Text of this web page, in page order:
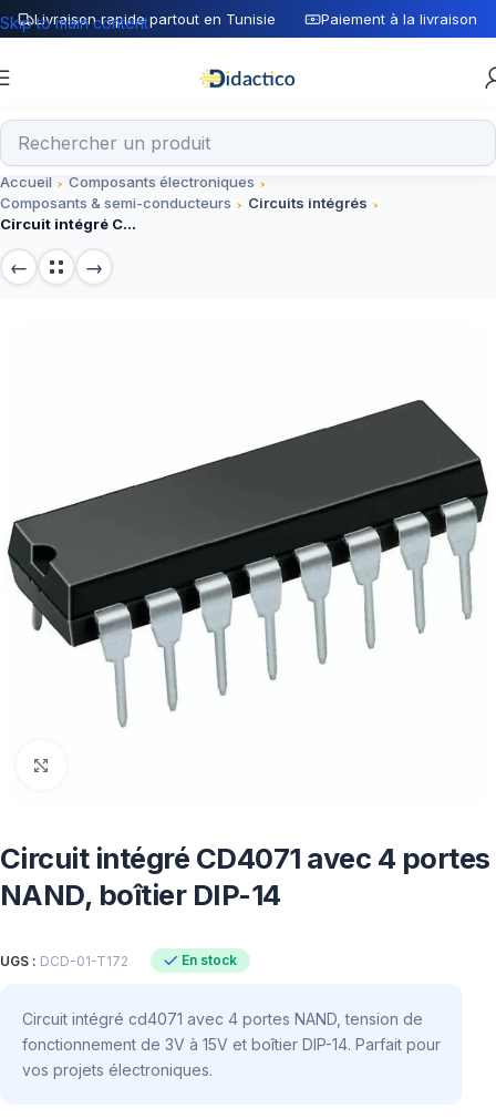
Livraison rapide partout en Tunisie Paiement à la livraison
Skip to main content
Accueil
Composants électroniques
Composants & semi-conducteurs
Circuits intégrés
Circuit intégré CD4071 avec 4 portes NAND, boîtier DIP-14
Circuit intégré CD4071 avec 4 portes
NAND, boîtier DIP-14
UGS : DCD-01-T172 En stock
Circuit intégré cd4071 avec 4 portes NAND, tension de
fonctionnement de 3V à 15V et boîtier DIP-14. Parfait pour
vos projets électroniques.